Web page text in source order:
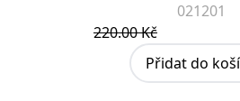
021201
220.00 Kč
Přidat do